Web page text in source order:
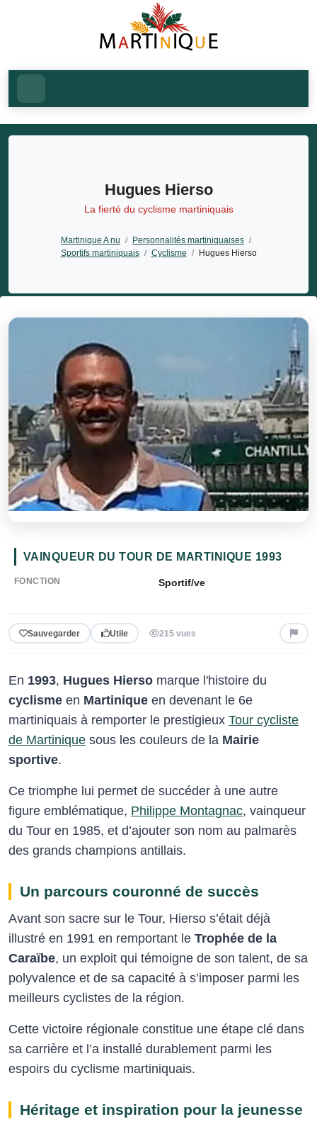
Hugues Hierso
La fierté du cyclisme martiniquais
Martinique A nu / Personnalités martiniquaises /
Sportifs martiniquais / Cyclisme / Hugues Hierso
VAINQUEUR DU TOUR DE MARTINIQUE 1993
FONCTION Sportif/ve
Sauvegarder Utile 215 vues
En 1993, Hugues Hierso marque l'histoire du
cyclisme en Martinique en devenant le 6e
martiniquais à remporter le prestigieux Tour cycliste
de Martinique sous les couleurs de la Mairie
sportive.
Ce triomphe lui permet de succéder à une autre
figure emblématique, Philippe Montagnac, vainqueur
du Tour en 1985, et d’ajouter son nom au palmarès
des grands champions antillais.
Un parcours couronné de succès
Avant son sacre sur le Tour, Hierso s’était déjà
illustré en 1991 en remportant le Trophée de la
Caraïbe, un exploit qui témoigne de son talent, de sa
polyvalence et de sa capacité à s’imposer parmi les
meilleurs cyclistes de la région.
Cette victoire régionale constitue une étape clé dans
sa carrière et l’a installé durablement parmi les
espoirs du cyclisme martiniquais.
Héritage et inspiration pour la jeunesse